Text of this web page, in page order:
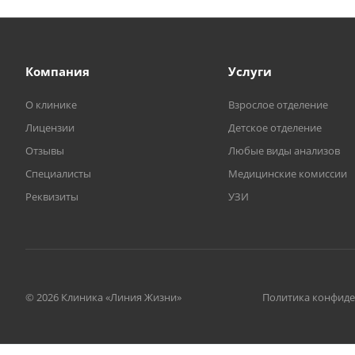
Компания
О клинике
Лицензии
Отзывы
Специалисты
Реквизиты
Услуги
Взрослое отделение
Детское отделение
Любые виды анализов
Медицинские комиссии
УЗИ
© 2026 Клиника «Линия Жизни» Политика